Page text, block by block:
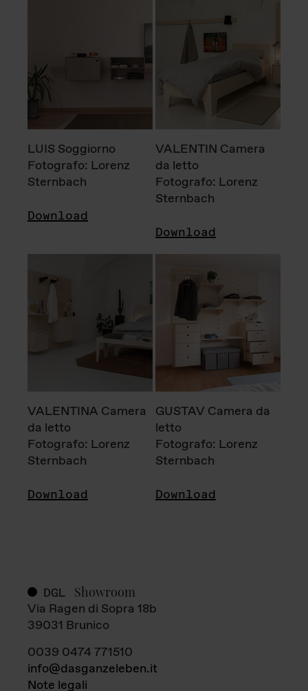
LUIS Soggiorno
Fotografo: Lorenz
Sternbach
Download
VALENTIN Camera
da letto
Fotografo: Lorenz
Sternbach
Download
VALENTINA Camera
da letto
Fotografo: Lorenz
Sternbach
Download
GUSTAV Camera da
letto
Fotografo: Lorenz
Sternbach
Download
DGL Showroom
Via Ragen di Sopra 18b
39031 Brunico
0039 0474 771510
info@dasganzeleben.it
Note legali